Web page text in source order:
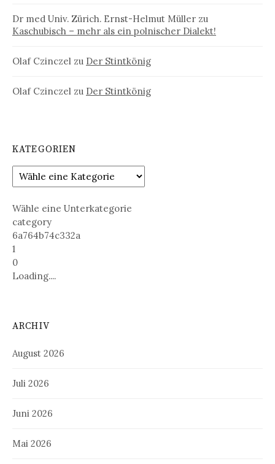
Dr med Univ. Zürich. Ernst-Helmut Müller zu
Kaschubisch – mehr als ein polnischer Dialekt!
Olaf Czinczel zu Der Stintkönig
Olaf Czinczel zu Der Stintkönig
KATEGORIEN
Wähle eine Unterkategorie
category
6a764b74c332a
1
0
Loading....
ARCHIV
August 2026
Juli 2026
Juni 2026
Mai 2026